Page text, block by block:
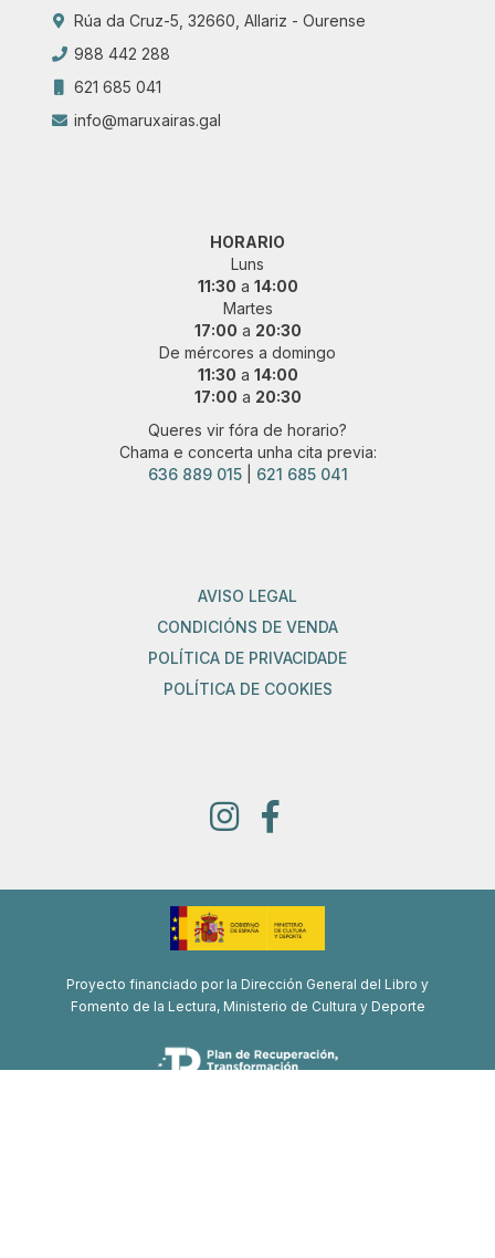
Rúa da Cruz-5, 32660, Allariz - Ourense
988 442 288
621 685 041
info@maruxairas.gal
HORARIO
Luns
11:30 a 14:00
Martes
17:00 a 20:30
De mércores a domingo
11:30 a 14:00
17:00 a 20:30
Queres vir fóra de horario?
Chama e concerta unha cita previa:
636 889 015| 621 685 041
AVISO LEGAL
CONDICIÓNS DE VENDA
POLÍTICA DE PRIVACIDADE
POLÍTICA DE COOKIES
Proyecto financiado por la Dirección General del Libro y
Fomento de la Lectura, Ministerio de Cultura y Deporte